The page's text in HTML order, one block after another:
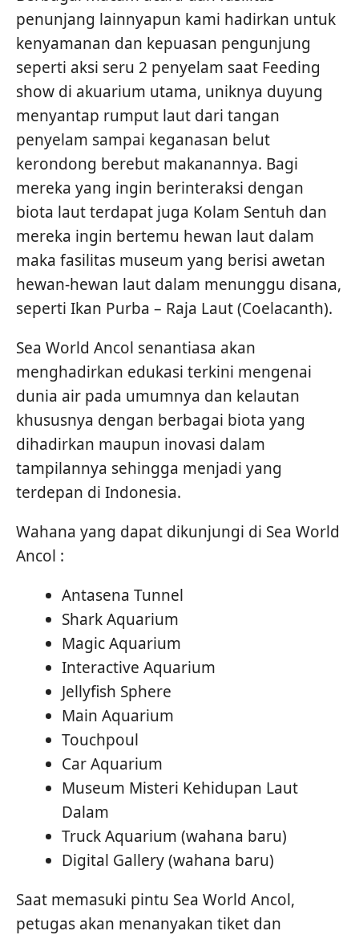
penunjang lainnyapun kami hadirkan untuk
kenyamanan dan kepuasan pengunjung
seperti aksi seru 2 penyelam saat Feeding
show di akuarium utama, uniknya duyung
menyantap rumput laut dari tangan
penyelam sampai keganasan belut
kerondong berebut makanannya. Bagi
mereka yang ingin berinteraksi dengan
biota laut terdapat juga Kolam Sentuh dan
mereka ingin bertemu hewan laut dalam
maka fasilitas museum yang berisi awetan
hewan-hewan laut dalam menunggu disana,
seperti Ikan Purba – Raja Laut (Coelacanth).
Sea World Ancol senantiasa akan
menghadirkan edukasi terkini mengenai
dunia air pada umumnya dan kelautan
khususnya dengan berbagai biota yang
dihadirkan maupun inovasi dalam
tampilannya sehingga menjadi yang
terdepan di Indonesia.
Wahana yang dapat dikunjungi di Sea World
Ancol :
Antasena Tunnel
Shark Aquarium
Magic Aquarium
Interactive Aquarium
Jellyfish Sphere
Main Aquarium
Touchpoul
Car Aquarium
Museum Misteri Kehidupan Laut
Dalam
Truck Aquarium (wahana baru)
Digital Gallery (wahana baru)
Saat memasuki pintu Sea World Ancol,
petugas akan menanyakan tiket dan